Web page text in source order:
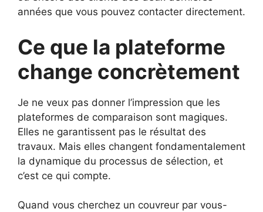
années que vous pouvez contacter directement.
Ce que la plateforme
change concrètement
Je ne veux pas donner l’impression que les
plateformes de comparaison sont magiques.
Elles ne garantissent pas le résultat des
travaux. Mais elles changent fondamentalement
la dynamique du processus de sélection, et
c’est ce qui compte.
Quand vous cherchez un couvreur par vous-